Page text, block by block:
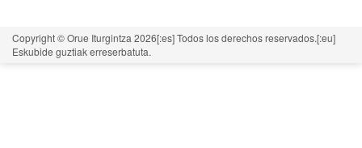
Copyright © Orue Iturgintza 2026[:es] Todos los derechos reservados.[:eu]
Eskubide guztiak erreserbatuta.